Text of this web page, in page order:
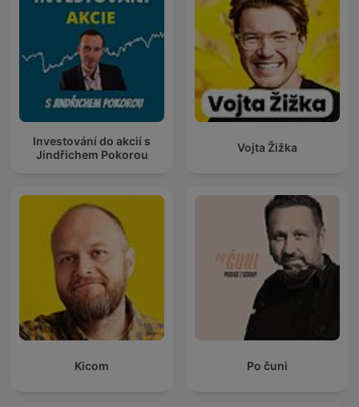
Investování do akcií s
Jindřichem Pokorou
Vojta Žižka
Kicom Po čuni